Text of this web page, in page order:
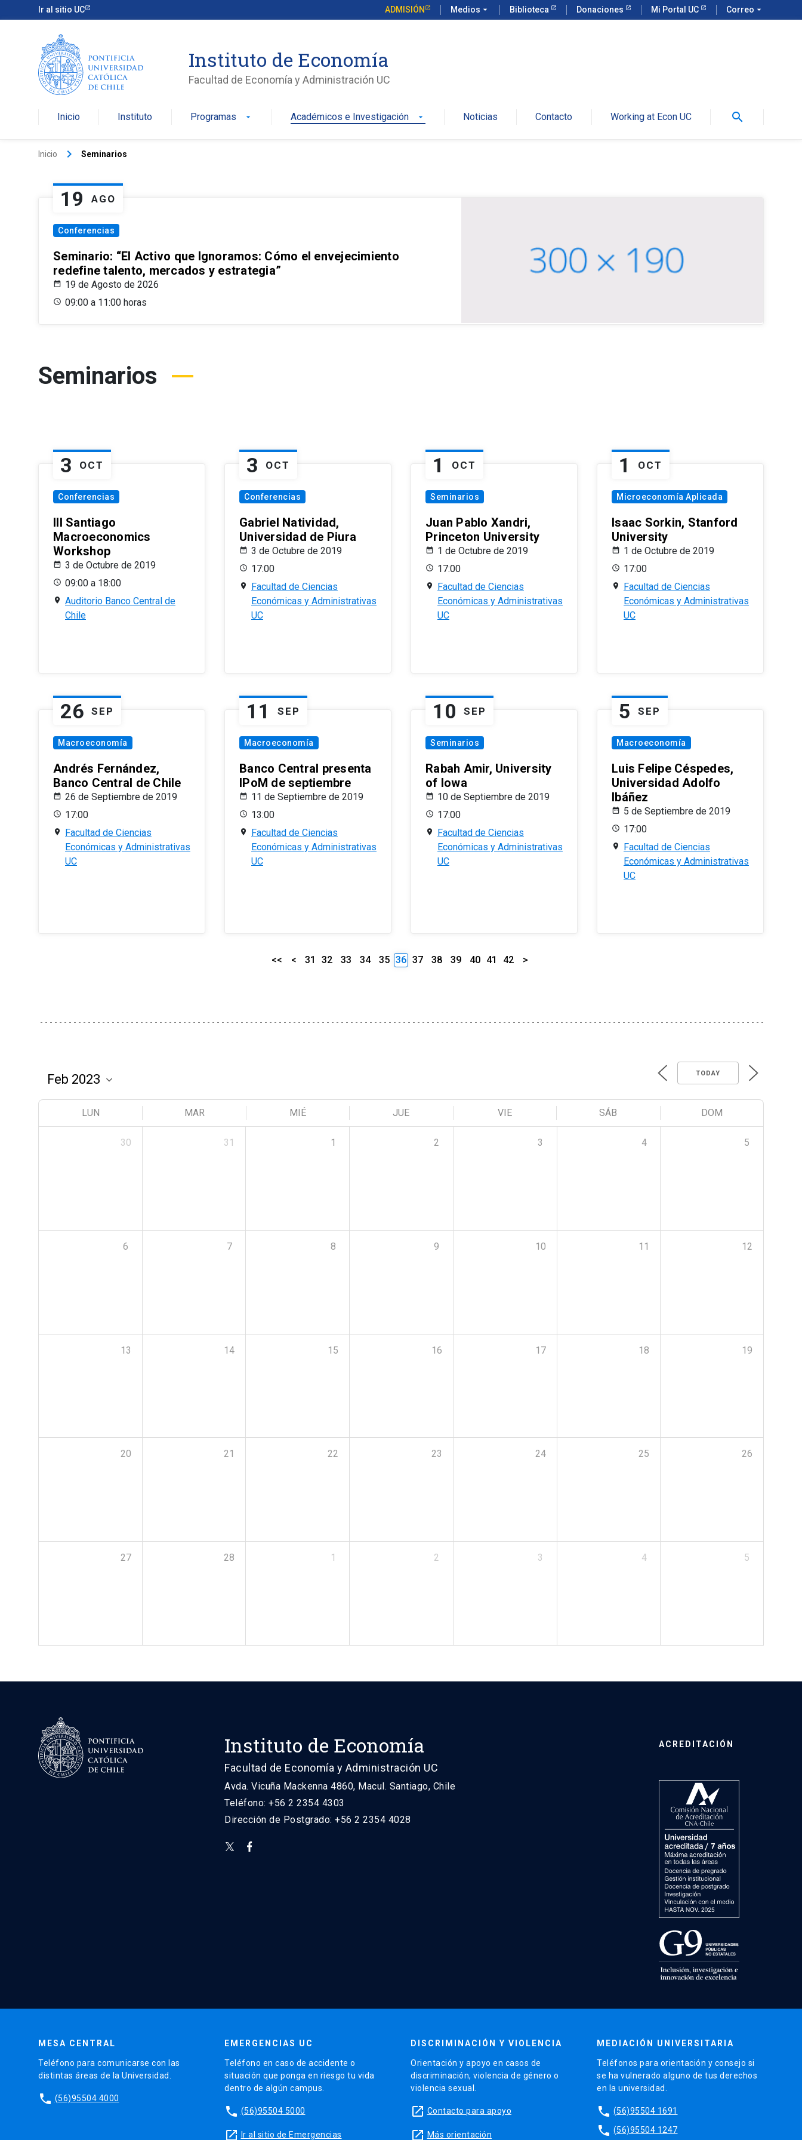
Ir al sitio UC ADMISIÓN Medios arrow_drop_down Biblioteca Donaciones Mi Portal UC Correo arrow_drop_down
Instituto de Economía
Facultad de Economía y Administración UC
Inicio Instituto Programas arrow_drop_down Académicos e Investigación arrow_drop_down Noticias Contacto Working at Econ UC search
Inicio keyboard_arrow_right Seminarios
19 AGO
Conferencias
Seminario: “El Activo que Ignoramos: Cómo el envejecimiento
redefine talento, mercados y estrategia”
19 de Agosto de 2026
09:00 a 11:00 horas
Seminarios
3 OCT
Conferencias
III Santiago
Macroeconomics
Workshop
3 de Octubre de 2019
09:00 a 18:00
Auditorio Banco Central de
Chile
3 OCT
Conferencias
Gabriel Natividad,
Universidad de Piura
3 de Octubre de 2019
17:00
Facultad de Ciencias
Económicas y Administrativas
UC
1 OCT
Seminarios
Juan Pablo Xandri,
Princeton University
1 de Octubre de 2019
17:00
Facultad de Ciencias
Económicas y Administrativas
UC
1 OCT
Microeconomía Aplicada
Isaac Sorkin, Stanford
University
1 de Octubre de 2019
17:00
Facultad de Ciencias
Económicas y Administrativas
UC
26 SEP
Macroeconomía
Andrés Fernández,
Banco Central de Chile
26 de Septiembre de 2019
17:00
Facultad de Ciencias
Económicas y Administrativas
UC
11 SEP
Macroeconomía
Banco Central presenta
IPoM de septiembre
11 de Septiembre de 2019
13:00
Facultad de Ciencias
Económicas y Administrativas
UC
10 SEP
Seminarios
Rabah Amir, University
of Iowa
10 de Septiembre de 2019
17:00
Facultad de Ciencias
Económicas y Administrativas
UC
5 SEP
Macroeconomía
Luis Felipe Céspedes,
Universidad Adolfo
Ibáñez
5 de Septiembre de 2019
17:00
Facultad de Ciencias
Económicas y Administrativas
UC
<< < 31 32 33 34 35 36 37 38 39 40 41 42 >
TODAY
LUN MAR MIÉ JUE VIE SÁB DOM
30 31 1 2 3 4 5
6 7 8 9 10 11 12
13 14 15 16 17 18 19
20 21 22 23 24 25 26
27 28 1 2 3 4 5
Instituto de Economía
Facultad de Economía y Administración UC
Avda. Vicuña Mackenna 4860, Macul. Santiago, Chile
Teléfono: +56 2 2354 4303
Dirección de Postgrado: +56 2 2354 4028
ACREDITACIÓN
MESA CENTRAL
Teléfono para comunicarse con las
distintas áreas de la Universidad.
phone (56)95504 4000
EMERGENCIAS UC
Teléfono en caso de accidente o
situación que ponga en riesgo tu vida
dentro de algún campus.
phone (56)95504 5000
launch Ir al sitio de Emergencias
DISCRIMINACIÓN Y VIOLENCIA
Orientación y apoyo en casos de
discriminación, violencia de género o
violencia sexual.
launch Contacto para apoyo
launch Más orientación
MEDIACIÓN UNIVERSITARIA
Teléfonos para orientación y consejo si
se ha vulnerado alguno de tus derechos
en la universidad.
phone (56)95504 1691
phone (56)95504 1247